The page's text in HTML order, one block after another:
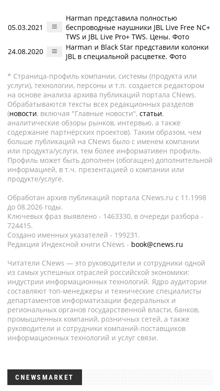
05.03.2021
Harman представила полностью
беспроводные наушники JBL Live Free NC+
TWS и JBL Live Pro+ TWS. Цены. Фото
24.08.2020
Harman и Black Star представили колонки
JBL в специальной расцветке. Фото
* Страница-профиль компании, системы (продукта или
услуги), технологии, персоны и т.п. создается редактором
на основе анализа архива публикаций портала CNews.
Обрабатываются тексты всех редакционных разделов
(новости, включая "Главные новости", статьи,
аналитические обзоры рынков, интервью, а также
содержание партнёрских проектов). Таким образом, чем
больше публикаций на CNews было с именем компании
или продукта/услуги, тем более информативен профиль.
Профиль может быть дополнен (обогащен) дополнительной
информацией, в т.ч. презентацией о компании или
продукте/услуге.
Обработан архив публикаций портала CNews.ru c 11.1998
до 08.2026 годы.
Ключевых фраз выявлено - 1463330, в очереди разбора -
724415.
Создано именных указателей - 199231.
Редакция Индексной книги CNews - book@cnews.ru
Читатели CNews — это руководители и сотрудники одной
из самых успешных отраслей российской экономики:
индустрии информационных технологий. Ядро аудитории
составляют топ-менеджеры и технические специалисты
департаментов информатизации федеральных и
региональных органов государственной власти, банков,
промышленных компаний, розничных сетей, а также
руководители и сотрудники компаний-поставщиков
информационных технологий и услуг связи.
CNEWSMARKET